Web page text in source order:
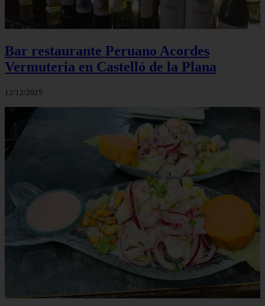
Bar restaurante Peruano Acordes
Vermuteria en Castelló de la Plana
12/12/2025